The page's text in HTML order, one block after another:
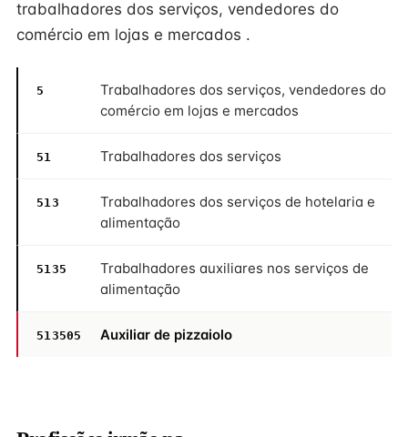
trabalhadores dos serviços, vendedores do
comércio em lojas e mercados .
5
Trabalhadores dos serviços, vendedores do
comércio em lojas e mercados
51 Trabalhadores dos serviços
513
Trabalhadores dos serviços de hotelaria e
alimentação
5135
Trabalhadores auxiliares nos serviços de
alimentação
513505 Auxiliar de pizzaiolo